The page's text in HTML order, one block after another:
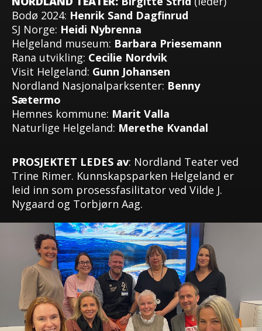
Bodø 2024: Henrik Sand Dagfinrud
SJ Norge: Heidi Nybrenna
Helgeland museum: Barbara Priesemann
Rana utvikling: Cecilie Nordvik
Visit Helgeland: Gunn Johansen
Nordland Nasjonalparksenter: Benny
Sætermo
Hemnes kommune: Marit Valla
Naturlige Helgeland: Merethe Kvandal
PROSJEKTET LEDES av: Nordland Teater ved
Trine Rimer. Kunnskapsparken Helgeland er
leid inn som prosessfasilitator ved Vilde J.
Nygaard og Torbjørn Aag.